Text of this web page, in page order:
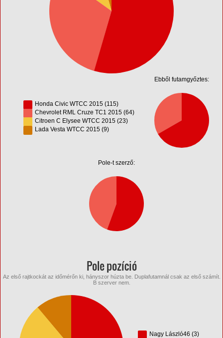
Honda Civic WTCC 2015 (115)
Chevrolet RML Cruze TC1 2015 (64)
Citroen C Elysee WTCC 2015 (23)
Lada Vesta WTCC 2015 (9)
Ebből futamgyőztes:
Pole-t szerző:
Pole pozíció
Az első rajtkockát az időmérőn ki, hányszor húzta be. Duplafutamnál csak az első számít.
B szerver nem.
Nagy László46 (3)